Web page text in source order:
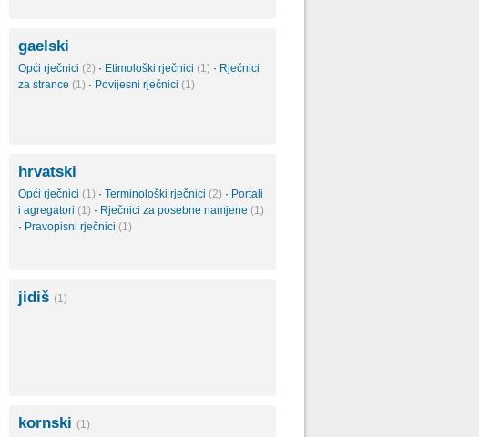
gaelski
Opći rječnici (2) · Etimološki rječnici (1) · Rječnici
za strance (1) · Povijesni rječnici (1)
hrvatski
Opći rječnici (1) · Terminološki rječnici (2) · Portali
i agregatori (1) · Rječnici za posebne namjene (1)
· Pravopisni rječnici (1)
jidiš (1)
kornski (1)